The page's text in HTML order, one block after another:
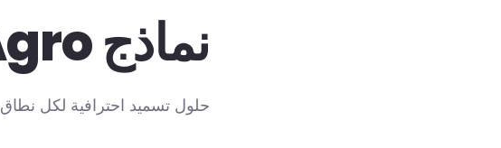
نماذج Smart Agro
حلول تسميد احترافية لكل نطاق